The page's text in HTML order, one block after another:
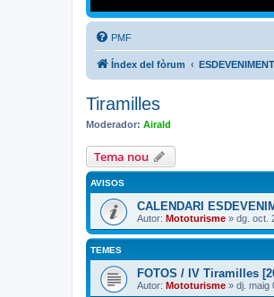
PMF
Índex del fòrum
Tiramilles
Moderador: Airald
Tema nou
AVISOS
CALENDARI
Autor: Mototurisme » dg. oct.
TEMES
FOTOS / IV Tiramilles
Autor: Mototurisme » dj. maig